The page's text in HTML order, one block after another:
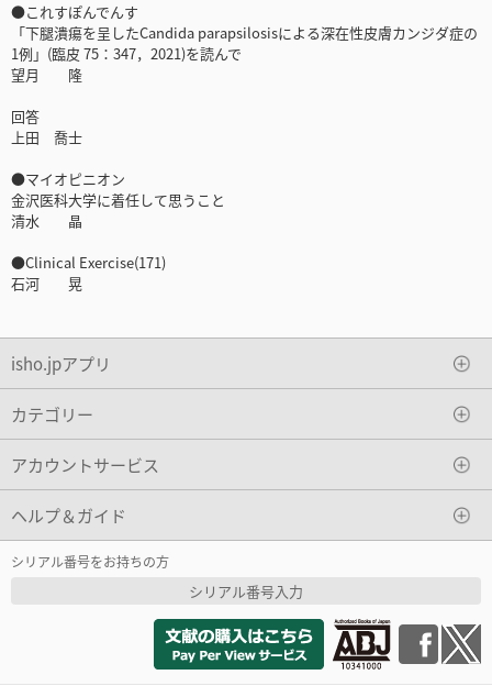
●これすぽんでんす
「下腿潰瘍を呈したCandida parapsilosisによる深在性皮膚カンジダ症の
1例」(臨皮 75：347，2021)を読んで
望月 隆
回答
上田 喬士
●マイオピニオン
金沢医科大学に着任して思うこと
清水 晶
●Clinical Exercise(171)
石河 晃
isho.jpアプリ
カテゴリー
アカウントサービス
ヘルプ＆ガイド
シリアル番号をお持ちの方
シリアル番号入力